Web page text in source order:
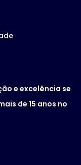
e excelência se
de 15 anos no